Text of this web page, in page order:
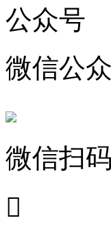
公众号
微信公
微信扫
